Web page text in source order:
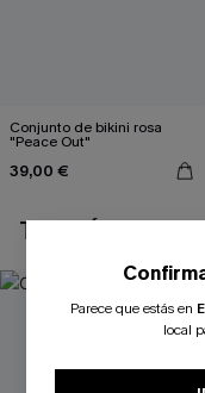
Conjunto de bikini rosa
"Peace Out"
39,00 €
TAMBIÉN TE
Parece que estás en
local